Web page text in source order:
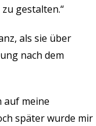
gestalten.“
als sie über
nach dem
auf meine
später wurde mir